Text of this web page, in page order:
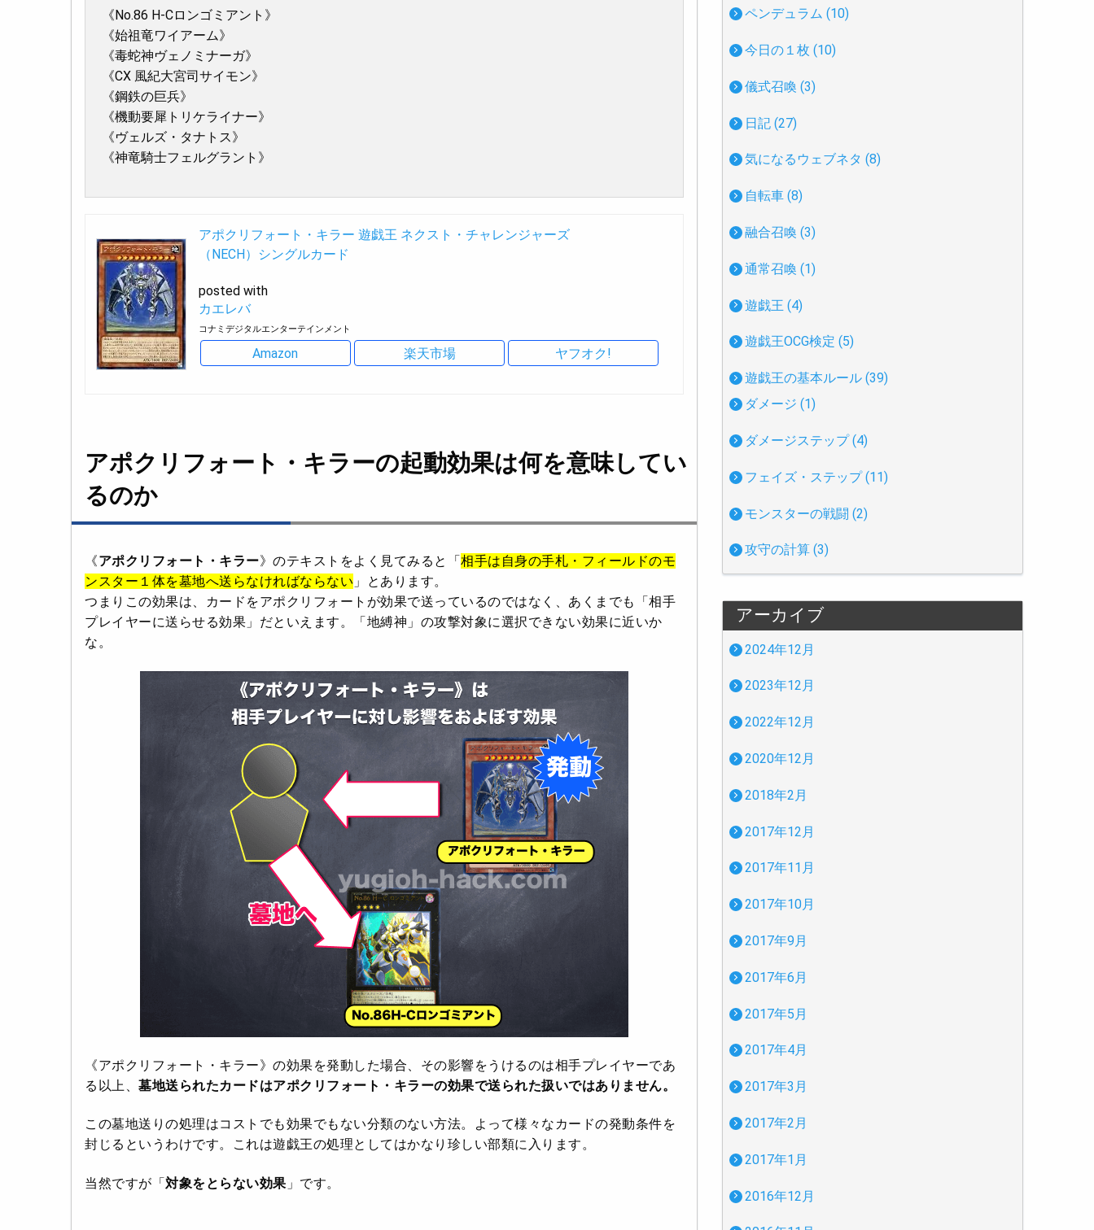
《No.86 H-Cロンゴミアント》
《始祖竜ワイアーム》
《毒蛇神ヴェノミナーガ》
《CX 風紀大宮司サイモン》
《鋼鉄の巨兵》
《機動要犀トリケライナー》
《ヴェルズ・タナトス》
《神竜騎士フェルグラント》
アポクリフォート・キラー 遊戯王 ネクスト・チャレンジャーズ
（NECH）シングルカード
posted with
カエレバ
コナミデジタルエンターテインメント
Amazon 楽天市場 ヤフオク!
アポクリフォート・キラーの起動効果は何を意味してい
るのか
《アポクリフォート・キラー》のテキストをよく見てみると「 相手は自身の手札・フィールドのモ
ンスター１体を墓地へ送らなければならない 」とあります。
つまりこの効果は、カードをアポクリフォートが効果で送っているのではなく、あくまでも「相手
プレイヤーに送らせる効果」だといえます。「地縛神」の攻撃対象に選択できない効果に近いか
な。
《アポクリフォート・キラー》の効果を発動した場合、その影響をうけるのは相手プレイヤーであ
る以上、 墓地送られたカードはアポクリフォート・キラーの効果で送られた扱いではありません。
この墓地送りの処理はコストでも効果でもない分類のない方法。よって様々なカードの発動条件を
封じるというわけです。これは遊戯王の処理としてはかなり珍しい部類に入ります。
当然ですが「対象をとらない効果」です。
ペンデュラム (10)
今日の１枚 (10)
儀式召喚 (3)
日記 (27)
気になるウェブネタ (8)
自転車 (8)
融合召喚 (3)
通常召喚 (1)
遊戯王 (4)
遊戯王OCG検定 (5)
遊戯王の基本ルール (39)
ダメージ (1)
ダメージステップ (4)
フェイズ・ステップ (11)
モンスターの戦闘 (2)
攻守の計算 (3)
アーカイブ
2024年12月
2023年12月
2022年12月
2020年12月
2018年2月
2017年12月
2017年11月
2017年10月
2017年9月
2017年6月
2017年5月
2017年4月
2017年3月
2017年2月
2017年1月
2016年12月